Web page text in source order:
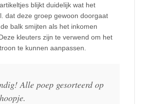
blijkt duidelijk wat het
dat deze groep gewoon doorgaat
balk smijten als het inkomen
kleuters zijn te verwend om het
te kunnen aanpassen.
Alle poep gesorteerd op